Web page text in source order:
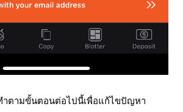
ำตามขั้นตอนต่อไปนี้เพื่อแก้ไขปัญหา